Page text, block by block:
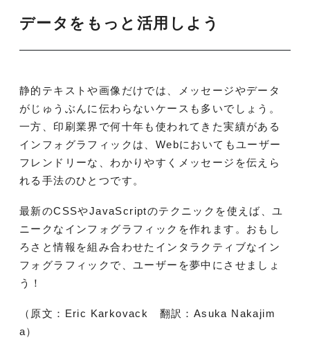
データをもっと活用しよう
静的テキストや画像だけでは、メッセージやデータ
がじゅうぶんに伝わらないケースも多いでしょう。
一方、印刷業界で何十年も使われてきた実績がある
インフォグラフィックは、Webにおいてもユーザー
フレンドリーな、わかりやすくメッセージを伝えら
れる手法のひとつです。
最新のCSSやJavaScriptのテクニックを使えば、ユ
ニークなインフォグラフィックを作れます。おもし
ろさと情報を組み合わせたインタラクティブなイン
フォグラフィックで、ユーザーを夢中にさせましょ
う！
（原文：Eric Karkovack 翻訳：Asuka Nakajim
a）